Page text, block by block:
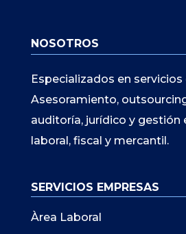
NOSOTROS
Especializados en servicios
Asesoramiento,
auditoría, jurídico y gestión
laboral, fiscal y mercantil.
SERVICIOS EMPRESAS
Àrea Laboral